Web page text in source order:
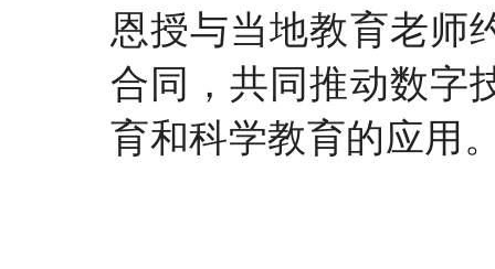
恩授与当地教育老师
合同，共同推动数字
育和科学教育的应用